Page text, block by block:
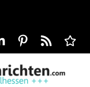
PinterestRSS-
Feed
Alle